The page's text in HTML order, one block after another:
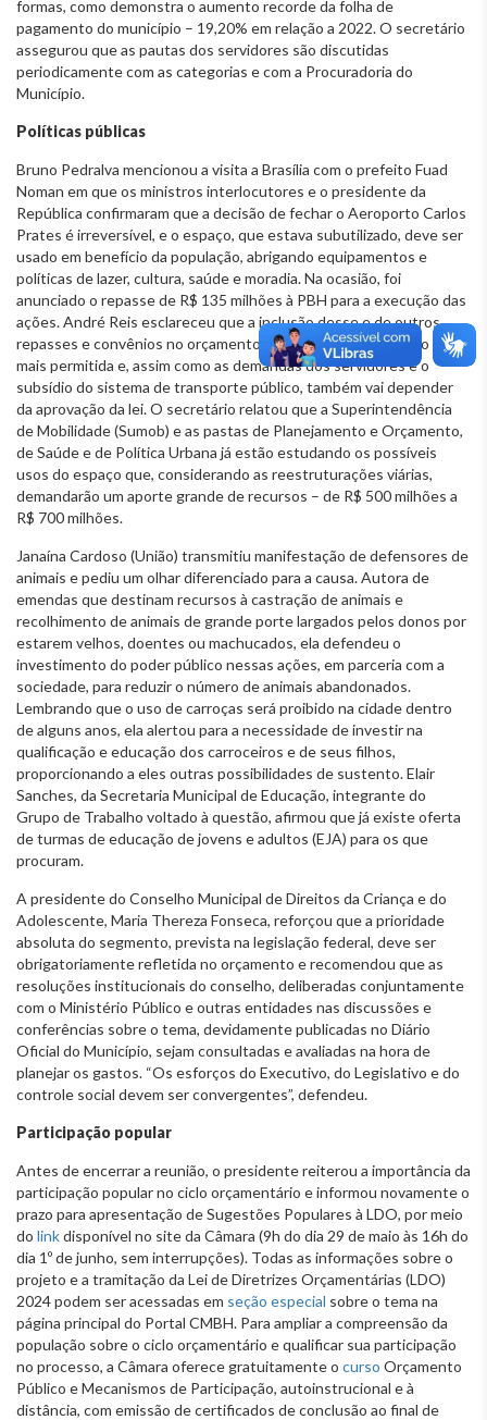
formas, como demonstra o aumento recorde da folha de
pagamento do município – 19,20% em relação a 2022. O secretário
assegurou que as pautas dos servidores são discutidas
periodicamente com as categorias e com a Procuradoria do
Município.
Políticas públicas
Bruno Pedralva mencionou a visita a Brasília com o prefeito Fuad
Noman em que os ministros interlocutores e o presidente da
República confirmaram que a decisão de fechar o Aeroporto Carlos
Prates é irreversível, e o espaço, que estava subutilizado, deve ser
usado em benefício da população, abrigando equipamentos e
políticas de lazer, cultura, saúde e moradia. Na ocasião, foi
anunciado o repasse de R$ 135 milhões à PBH para a execução das
ações. André Reis esclareceu que a inclusão desse e de outros
repasses e convênios no orçamento por meio de decreto não é
mais permitida e, assim como as demandas dos servidores e o
subsídio do sistema de transporte público, também vai depender
da aprovação da lei. O secretário relatou que a Superintendência
de Mobilidade (Sumob) e as pastas de Planejamento e Orçamento,
de Saúde e de Política Urbana já estão estudando os possíveis
usos do espaço que, considerando as reestruturações viárias,
demandarão um aporte grande de recursos – de R$ 500 milhões a
R$ 700 milhões.
Janaína Cardoso (União) transmitiu manifestação de defensores de
animais e pediu um olhar diferenciado para a causa. Autora de
emendas que destinam recursos à castração de animais e
recolhimento de animais de grande porte largados pelos donos por
estarem velhos, doentes ou machucados, ela defendeu o
investimento do poder público nessas ações, em parceria com a
sociedade, para reduzir o número de animais abandonados.
Lembrando que o uso de carroças será proibido na cidade dentro
de alguns anos, ela alertou para a necessidade de investir na
qualificação e educação dos carroceiros e de seus filhos,
proporcionando a eles outras possibilidades de sustento. Elair
Sanches, da Secretaria Municipal de Educação, integrante do
Grupo de Trabalho voltado à questão, afirmou que já existe oferta
de turmas de educação de jovens e adultos (EJA) para os que
procuram.
A presidente do Conselho Municipal de Direitos da Criança e do
Adolescente, Maria Thereza Fonseca, reforçou que a prioridade
absoluta do segmento, prevista na legislação federal, deve ser
obrigatoriamente refletida no orçamento e recomendou que as
resoluções institucionais do conselho, deliberadas conjuntamente
com o Ministério Público e outras entidades nas discussões e
conferências sobre o tema, devidamente publicadas no Diário
Oficial do Município, sejam consultadas e avaliadas na hora de
planejar os gastos. “Os esforços do Executivo, do Legislativo e do
controle social devem ser convergentes”, defendeu.
Participação popular
Antes de encerrar a reunião, o presidente reiterou a importância da
participação popular no ciclo orçamentário e informou novamente o
prazo para apresentação de Sugestões Populares à LDO, por meio
do linkdisponível no site da Câmara (9h do dia 29 de maio às 16h do
dia 1º de junho, sem interrupções). Todas as informações sobre o
projeto e a tramitação da Lei de Diretrizes Orçamentárias (LDO)
2024 podem ser acessadas em seção especial sobre o tema na
página principal do Portal CMBH. Para ampliar a compreensão da
população sobre o ciclo orçamentário e qualificar sua participação
no processo, a Câmara oferece gratuitamente o curso Orçamento
Público e Mecanismos de Participação, autoinstrucional e à
distância, com emissão de certificados de conclusão ao final de